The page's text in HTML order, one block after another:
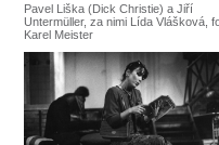
Pavel Liška (Dick Christie) a Jiří
Untermüller, za nimi Lída Vlášková,
Karel Meister